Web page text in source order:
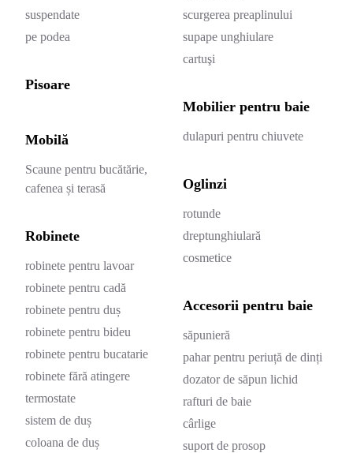
suspendate
pe podea
Pisoare
Mobilă
Scaune pentru bucătărie,
cafenea și terasă
Robinete
robinete pentru lavoar
robinete pentru cadă
robinete pentru duș
robinete pentru bideu
robinete pentru bucatarie
robinete fără atingere
termostate
sistem de duș
coloana de duș
scurgerea preaplinului
supape unghiulare
cartuşi
Mobilier pentru baie
dulapuri pentru chiuvete
Oglinzi
rotunde
dreptunghiulară
cosmetice
Accesorii pentru baie
săpunieră
pahar pentru periuță de dinți
dozator de săpun lichid
rafturi de baie
cârlige
suport de prosop